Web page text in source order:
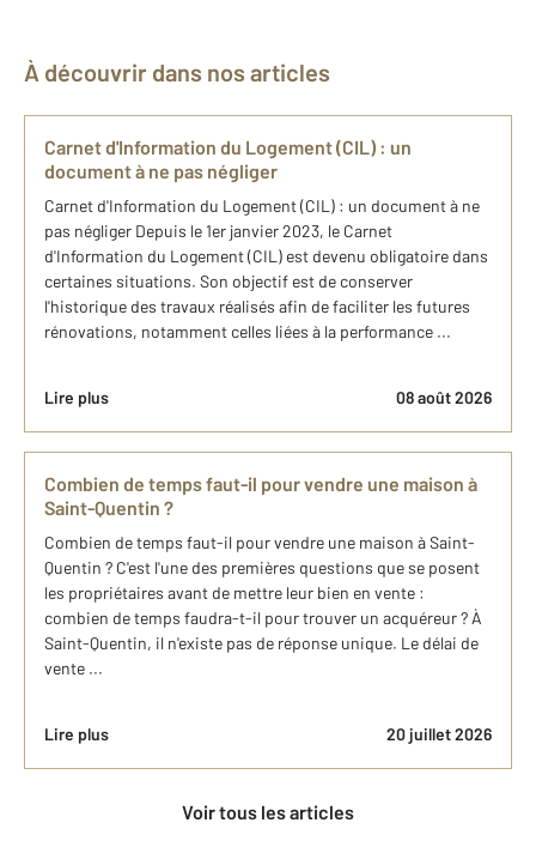
À découvrir dans nos articles
Carnet d'Information du Logement (CIL) : un
document à ne pas négliger
Carnet d'Information du Logement (CIL) : un document à ne
pas négliger Depuis le 1er janvier 2023, le Carnet
d'Information du Logement (CIL) est devenu obligatoire dans
certaines situations. Son objectif est de conserver
l'historique des travaux réalisés afin de faciliter les futures
rénovations, notamment celles liées à la performance ...
Lire plus 08 août 2026
Combien de temps faut-il pour vendre une maison à
Saint-Quentin ?
Combien de temps faut-il pour vendre une maison à Saint-
Quentin ? C'est l'une des premières questions que se posent
les propriétaires avant de mettre leur bien en vente :
combien de temps faudra-t-il pour trouver un acquéreur ? À
Saint-Quentin, il n'existe pas de réponse unique. Le délai de
vente ...
Lire plus 20 juillet 2026
Voir tous les articles